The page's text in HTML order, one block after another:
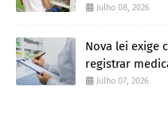
Julho 08, 2026
Nova lei exige
registrar
Julho 07, 2026